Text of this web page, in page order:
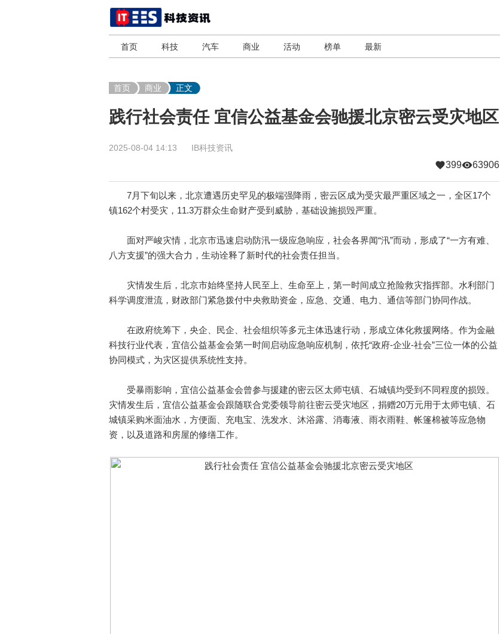
首页 科技 汽车 商业 活动 榜单 最新
首页 商业 正文
践行社会责任 宜信公益基金会驰援北京密云受灾地区
2025-08-04 14:13 IB科技资讯
399 63906
7月下旬以来，北京遭遇历史罕见的极端强降雨，密云区成为受灾最严重区域之一，全区17个
镇162个村受灾，11.3万群众生命财产受到威胁，基础设施损毁严重。
面对严峻灾情，北京市迅速启动防汛一级应急响应，社会各界闻“汛”而动，形成了“一方有难、
八方支援”的强大合力，生动诠释了新时代的社会责任担当。
灾情发生后，北京市始终坚持人民至上、生命至上，第一时间成立抢险救灾指挥部。水利部门
科学调度泄流，财政部门紧急拨付中央救助资金，应急、交通、电力、通信等部门协同作战。
在政府统筹下，央企、民企、社会组织等多元主体迅速行动，形成立体化救援网络。作为金融
科技行业代表，宜信公益基金会第一时间启动应急响应机制，依托“政府-企业-社会”三位一体的公益
协同模式，为灾区提供系统性支持。
受暴雨影响，宜信公益基金会曾参与援建的密云区太师屯镇、石城镇均受到不同程度的损毁。
灾情发生后，宜信公益基金会跟随联合党委领导前往密云受灾地区，捐赠20万元用于太师屯镇、石
城镇采购米面油水，方便面、充电宝、洗发水、沐浴露、消毒液、雨衣雨鞋、帐篷棉被等应急物
资，以及道路和房屋的修缮工作。